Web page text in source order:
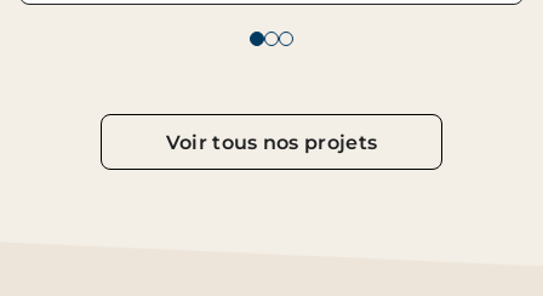
Voir tous nos projets